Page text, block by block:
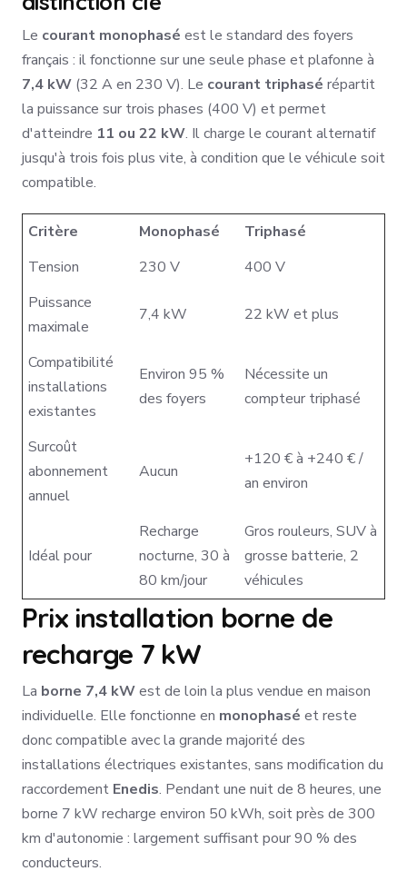
Le courant monophasé est le standard des foyers
français : il fonctionne sur une seule phase et plafonne à
7,4 kW(32 A en 230 V). Le courant triphasé répartit
la puissance sur trois phases (400 V) et permet
d'atteindre 11 ou 22 kW. Il charge le courant alternatif
jusqu'à trois fois plus vite, à condition que le véhicule soit
compatible.
Critère Monophasé
Triphasé
Tension
230 V
400 V
Puissance
maximale
7,4 kW 22 kW et plus
Compatibilité
installations
existantes
Environ 95 %
des foyers
Nécessite un
compteur triphasé
Surcoût
abonnement
annuel
Aucun
+120 € à +240 € /
an environ
Idéal pour
Recharge
nocturne, 30 à
80 km/jour
Gros rouleurs, SUV à
grosse batterie, 2
véhicules
Prix installation borne de
recharge 7 kW
La borne 7,4 kWest de loin la plus vendue en maison
individuelle. Elle fonctionne en monophasé et reste
donc compatible avec la grande majorité des
installations électriques existantes, sans modification du
raccordement Enedis. Pendant une nuit de 8 heures, une
borne 7 kW recharge environ 50 kWh, soit près de 300
km d'autonomie : largement suffisant pour 90 % des
conducteurs.